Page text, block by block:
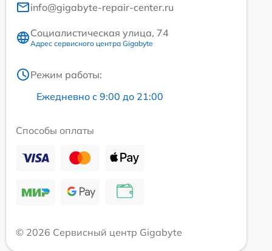
info@gigabyte-repair-center.ru
Социалистическая улица, 74
Адрес сервисного центра Gigabyte
Режим работы:
Ежедневно с 9:00 до 21:00
Способы оплаты
© 2026 Сервисный центр Gigabyte